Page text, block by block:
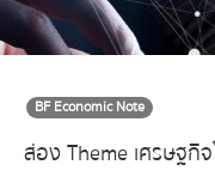
BF Economic Note
ส่อง Theme เศรษฐกิ